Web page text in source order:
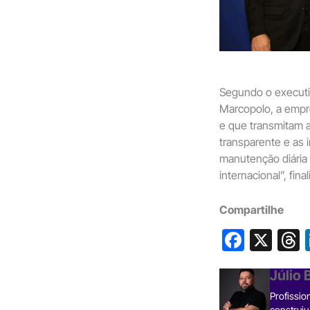
Segundo o
Marcopolo, a
e que transmitam
transparente e as
manutenção
internacional”,
Compartilhe
F
a
c
X
Júlio